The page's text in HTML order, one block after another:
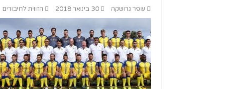
עופר גרושקה 30 בינואר 2018 הזווית לחיבורים